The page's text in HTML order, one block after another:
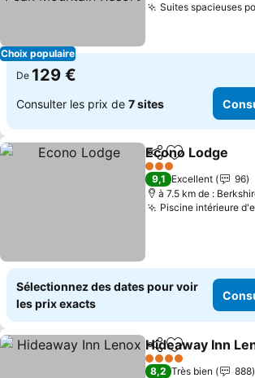
Choix populaire
Suites spacieuses
De 129 €
Consulter les prix de 7 sites
PartagerAjouter à
Econo Lodge
3 Étoiles
9,1 Excellent
96
à 7.5 km de :
Piscine intérieure
Sélectionnez des dates pour voir
les prix exacts
PartagerAjouter à
Hideaway Inn
4 Étoiles
8,2 Très bien
888